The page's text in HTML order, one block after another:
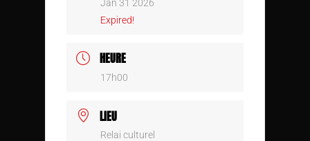
Jan 31 2026
Expired!
HEURE
17h00
LIEU
Relai culturel